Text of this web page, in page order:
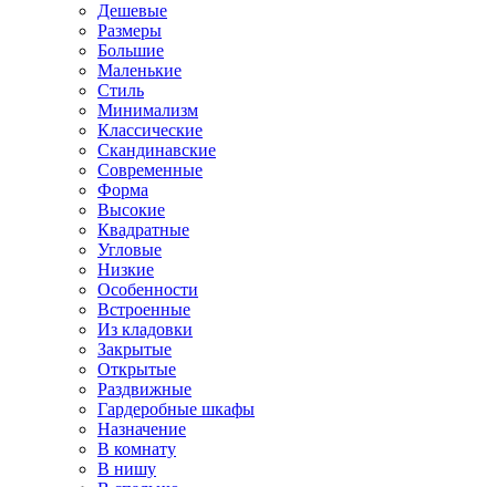
Дешевые
Размеры
Большие
Маленькие
Стиль
Минимализм
Классические
Скандинавские
Современные
Форма
Высокие
Квадратные
Угловые
Низкие
Особенности
Встроенные
Из кладовки
Закрытые
Открытые
Раздвижные
Гардеробные шкафы
Назначение
В комнату
В нишу